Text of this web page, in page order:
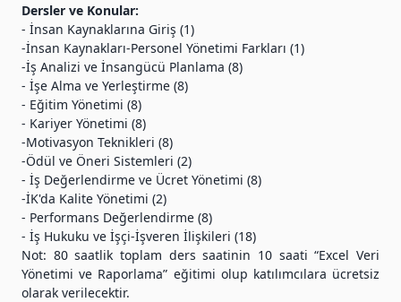
Dersler ve Konular:
- İnsan Kaynaklarına Giriş (1)
-İnsan Kaynakları-Personel Yönetimi Farkları (1)
-İş Analizi ve İnsangücü Planlama (8)
- İşe Alma ve Yerleştirme (8)
- Eğitim Yönetimi (8)
- Kariyer Yönetimi (8)
-Motivasyon Teknikleri (8)
-Ödül ve Öneri Sistemleri (2)
- İş Değerlendirme ve Ücret Yönetimi (8)
-İK'da Kalite Yönetimi (2)
- Performans Değerlendirme (8)
- İş Hukuku ve İşçi-İşveren İlişkileri (18)
Not: 80 saatlik toplam ders saatinin 10 saati “Excel Veri
Yönetimi ve Raporlama” eğitimi olup katılımcılara ücretsiz
olarak verilecektir.